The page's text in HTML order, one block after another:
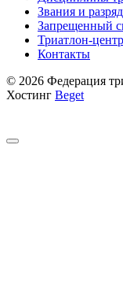
Звания и
Запрещенный
Триатлон-
Контакты
© 2026 Федерация
Хостинг Beget